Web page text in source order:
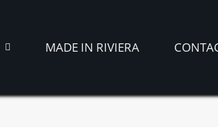
MADE IN RIVIERA